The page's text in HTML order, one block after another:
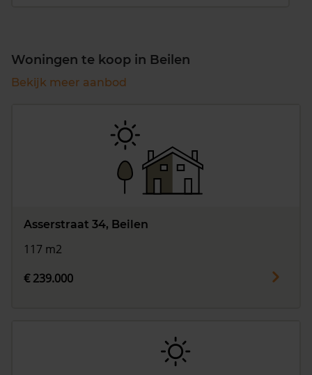
Woningen te koop in Beilen
Bekijk meer aanbod
Asserstraat 34, Beilen
117 m2
€ 239.000